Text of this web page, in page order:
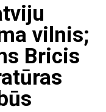
vilnis;
Bricis